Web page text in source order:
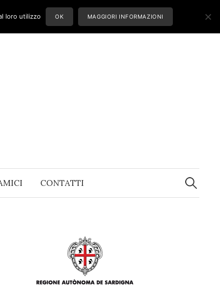
CONTATTI
Ricerca
per:
loro utilizzo OK MAGGIORI INFORMAZIONI